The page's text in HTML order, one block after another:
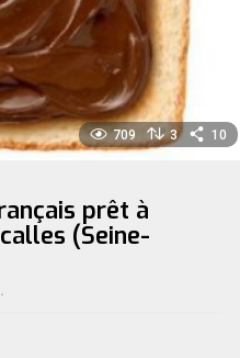
709 3 10
prêt à
(Seine-